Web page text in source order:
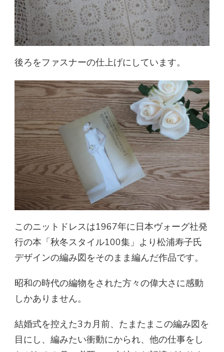
後ろをファスナーの仕上げにしています。
このニットドレスは1967年に日本ヴォーグ社発
行の本「秋冬スタイル100集」より松浦寿子氏
デザインの編み図をそのまま編んだ作品です。
昭和の時代の編物をされた方々の偉大さに感動
しかありません。
結婚式を控えた3カ月前、たまたまこの編み図を
目にし、編みたい衝動にかられ、他の仕事をし